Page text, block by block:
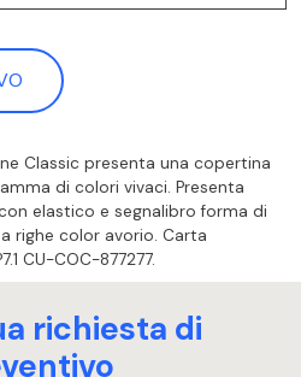
Classic presenta una copertina
di colori vivaci. Presenta
elastico e segnalibro forma di
righe color avorio. Carta
CU-COC-877277.
richiesta di